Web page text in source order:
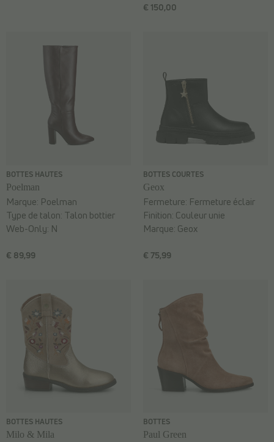
€ 150,00
BOTTES HAUTES
Poelman
€ 89,99
Marque: Poelman
Type de talon: Talon bottier
Web-Only: N
BOTTES COURTES
Geox
€ 75,99
Fermeture: Fermeture éclair
Finition: Couleur unie
Marque: Geox
BOTTES HAUTES
Milo & Mila
BOTTES
Paul Green